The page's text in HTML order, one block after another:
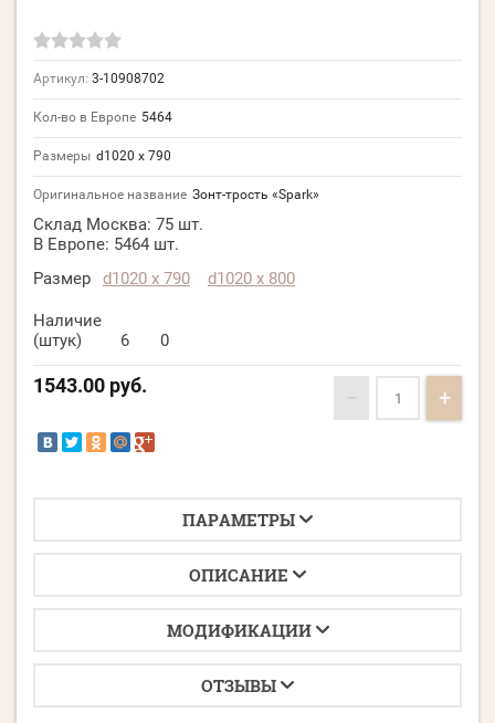
Артикул: 3-10908702
Кол-во в Европе 5464
Размеры d1020 х 790
Оригинальное название Зонт-трость «Spark»
Склад Москва: 75 шт.
В Европе: 5464 шт.
Размер
d1020 х 790 d1020 х 800
Наличие
(штук)
6 0
1543.00 руб. − +
ПАРАМЕТРЫ
ОПИСАНИЕ
МОДИФИКАЦИИ
ОТЗЫВЫ